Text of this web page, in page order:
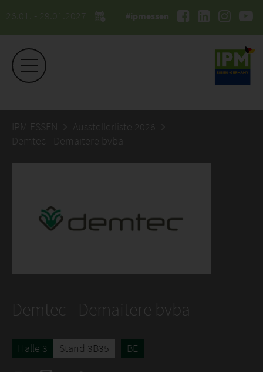
26.01. - 29.01.2027 #ipmessen
IPM ESSEN
Ausstellerliste 2026
Demtec - Demaitere bvba
Demtec - Demaitere bvba
Halle 3 Stand 3B35 BE